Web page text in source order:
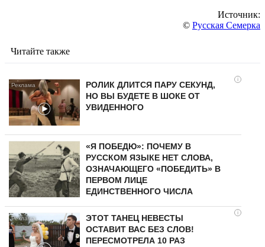
Источник:
© Русская Семерка
Читайте также
i
РОЛИК ДЛИТСЯ ПАРУ СЕКУНД,
НО ВЫ БУДЕТЕ В ШОКЕ ОТ
УВИДЕННОГО
«Я ПОБЕДЮ»: ПОЧЕМУ В
РУССКОМ ЯЗЫКЕ НЕТ СЛОВА,
ОЗНАЧАЮЩЕГО «ПОБЕДИТЬ» В
ПЕРВОМ ЛИЦЕ
ЕДИНСТВЕННОГО ЧИСЛА
i
ЭТОТ ТАНЕЦ НЕВЕСТЫ
ОСТАВИТ ВАС БЕЗ СЛОВ!
ПЕРЕСМОТРЕЛА 10 РАЗ